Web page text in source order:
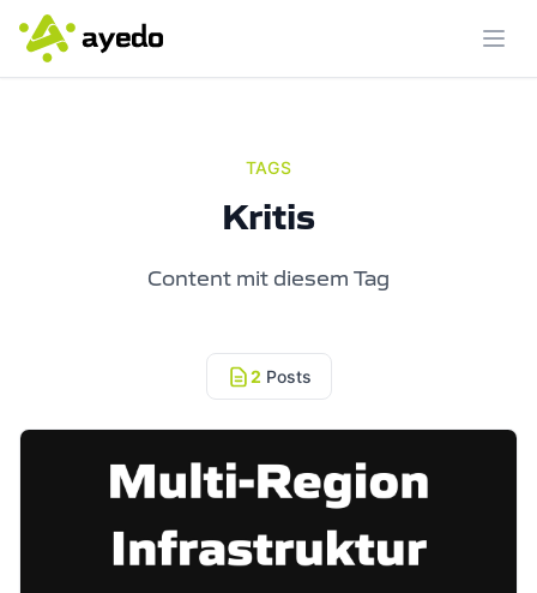
TAGS
Kritis
Content mit diesem Tag
2 Posts